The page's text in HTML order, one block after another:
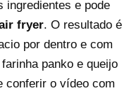
ingredientes e pode
fryer. O resultado é
por dentro e com
panko e queijo
conferir o vídeo com